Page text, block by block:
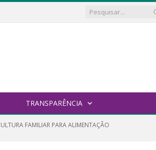
TRANSPARÊNCIA
FAMILIAR PARA ALIMENTAÇÃO